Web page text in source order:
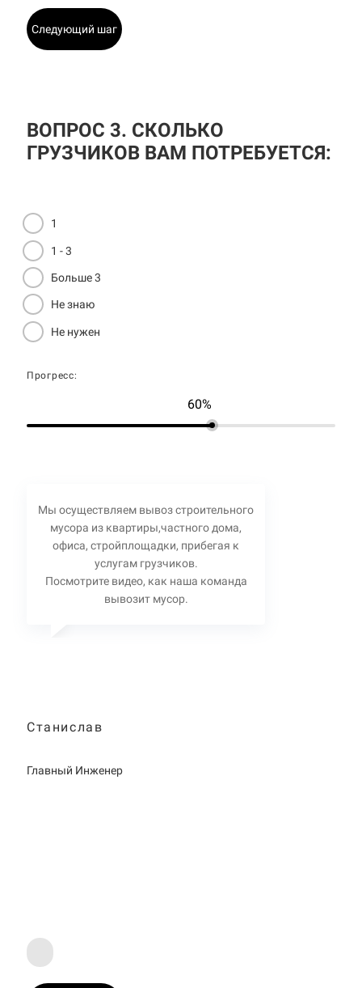
Следующий шаг
ВОПРОС 3. СКОЛЬКО
ГРУЗЧИКОВ ВАМ ПОТРЕБУЕТСЯ:
1
1 - 3
Больше 3
Не знаю
Не нужен
Прогресс:
60%
Мы осуществляем вывоз строительного
мусора из квартиры,частного дома,
офиса, стройплощадки, прибегая к
услугам грузчиков.
Посмотрите видео, как наша команда
вывозит мусор.
Станислав
Главный Инженер